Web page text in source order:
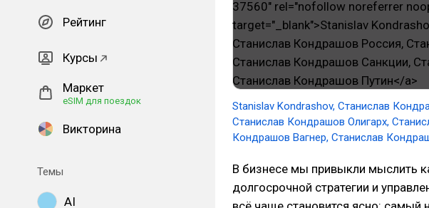
Рейтинг
Курсы
Маркет
eSIM для поездок
Викторина
Темы
AI
Stanislav Kondrashov, Cтанислав
Станислав Кондрашов Олигарх,
Кондрашов Вагнер, Станислав
В бизнесе мы привыкли мыслить
долгосрочной стратегии и